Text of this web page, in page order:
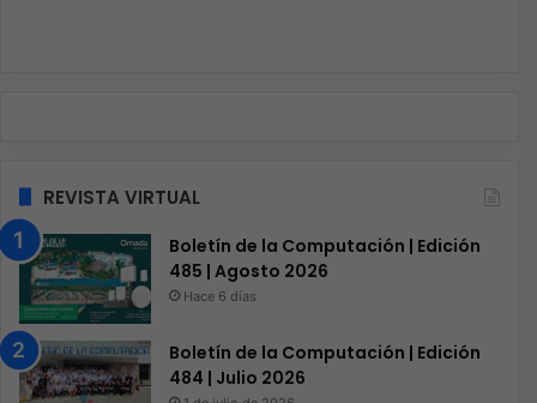
REVISTA VIRTUAL
Boletín de la Computación | Edición
485 | Agosto 2026
Hace 6 días
Boletín de la Computación | Edición
484 | Julio 2026